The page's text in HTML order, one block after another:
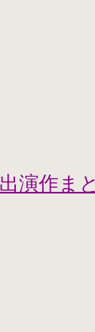
演作ま